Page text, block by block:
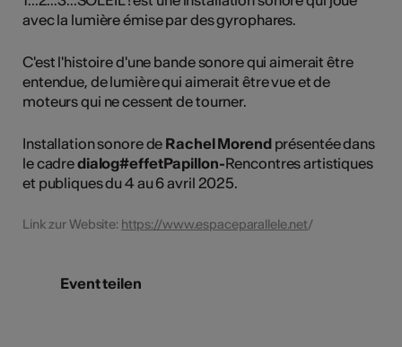
avec la lumière émise par des gyrophares.
C'est l'histoire d'une bande sonore qui aimerait être
entendue, de lumière qui aimerait être vue et de
moteurs qui ne cessent de tourner.
Installation sonore de Rachel Morend présentée dans
le cadredialog#effetPapillon-Rencontres artistiques
et publiques du 4 au 6 avril 2025.
Link zur Website: https://www.espaceparallele.net/
Event teilen